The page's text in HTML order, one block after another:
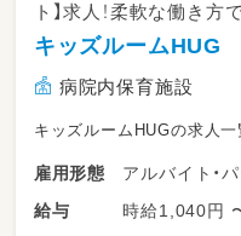
ト】求人！柔軟な働き方
キッズルームHUG
病院内保育施設
キッズルームHUGの求人一
雇用形態
アルバイト・
給与
時給1,040円